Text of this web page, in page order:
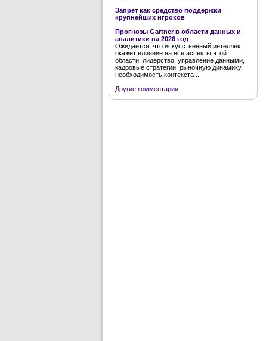
Запрет как средство поддержки
крупнейших игроков
Прогнозы Gartner в области данных и
аналитики на 2026 год
Ожидается, что искусственный интеллект
окажет влияние на все аспекты этой
области: лидерство, управление данными,
кадровые стратегии, рыночную динамику,
необходимость контекста ...
Другие комментарии